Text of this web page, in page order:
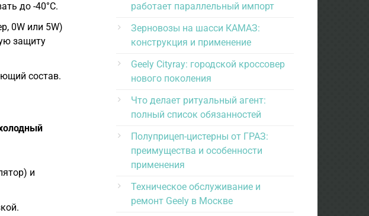
до -40°C.
0W или 5W)
защиту
состав.
и
работает параллельный импорт
Зерновозы на шасси КАМАЗ:
конструкция и применение
Geely Cityray: городской кроссовер
нового поколения
Что делает ритуальный агент:
полный список обязанностей
Полуприцеп-цистерны от ГРАЗ:
преимущества и особенности
применения
Техническое обслуживание и
ремонт Geely в Москве